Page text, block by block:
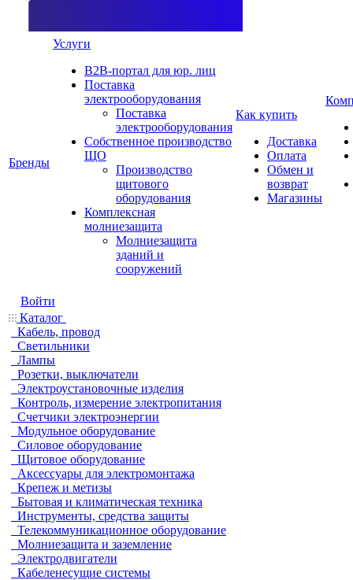
Бренды
Услуги
B2B-портал для юр. лиц
Поставка
электрооборудования
Поставка
электрооборудования
Собственное производство
ЩО
Производство
щитового
оборудования
Комплексная
молниезащита
Молниезащита
зданий и
сооружений
Как купить
Доставка
Оплата
Обмен и
возврат
Магазины
Войти
Каталог
Кабель, провод
Светильники
Лампы
Розетки, выключатели
Электроустановочные изделия
Контроль, измерение электропитания
Счетчики электроэнергии
Модульное оборудование
Силовое оборудование
Щитовое оборудование
Аксессуары для электромонтажа
Крепеж и метизы
Бытовая и климатическая техника
Инструменты, средства защиты
Телекоммуникационное оборудование
Молниезащита и заземление
Электродвигатели
Кабеленесущие системы